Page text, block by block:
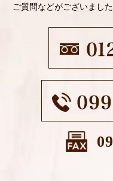
ご質問などがございまし